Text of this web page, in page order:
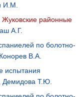
И.М.
Жуковские районные
А.Г.
по болотно-
Конорев В.А.
испытания
Демидова Т.Ю.